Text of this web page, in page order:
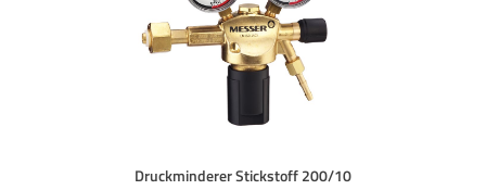
Druckminderer Stickstoff 200/10